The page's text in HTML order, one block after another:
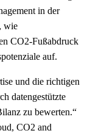
in der
wie
CO2-Fußabdruck
auf.
und die richtigen
datengestützte
zu bewerten.“
CO2 and